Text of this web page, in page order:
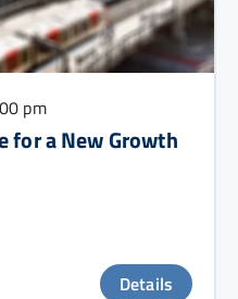
pm
for a New Growth
Details